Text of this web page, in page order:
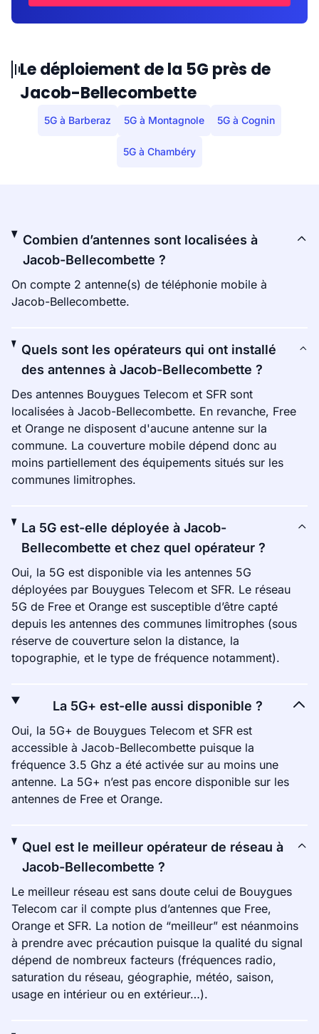
Le déploiement de la 5G près de
Jacob-Bellecombette
5G à Barberaz 5G à Montagnole 5G à Cognin
5G à Chambéry
Combien d’antennes sont localisées à
Jacob-Bellecombette ?
On compte 2 antenne(s) de téléphonie mobile à
Jacob-Bellecombette.
Quels sont les opérateurs qui ont installé
des antennes à Jacob-Bellecombette ?
Des antennes Bouygues Telecom et SFR sont
localisées à Jacob-Bellecombette. En revanche, Free
et Orange ne disposent d'aucune antenne sur la
commune. La couverture mobile dépend donc au
moins partiellement des équipements situés sur les
communes limitrophes.
La 5G est-elle déployée à Jacob-
Bellecombette et chez quel opérateur ?
Oui, la 5G est disponible via les antennes 5G
déployées par Bouygues Telecom et SFR. Le réseau
5G de Free et Orange est susceptible d’être capté
depuis les antennes des communes limitrophes (sous
réserve de couverture selon la distance, la
topographie, et le type de fréquence notamment).
La 5G+ est-elle aussi disponible ?
Oui, la 5G+ de Bouygues Telecom et SFR est
accessible à Jacob-Bellecombette puisque la
fréquence 3.5 Ghz a été activée sur au moins une
antenne. La 5G+ n’est pas encore disponible sur les
antennes de Free et Orange.
Quel est le meilleur opérateur de réseau à
Jacob-Bellecombette ?
Le meilleur réseau est sans doute celui de Bouygues
Telecom car il compte plus d’antennes que Free,
Orange et SFR. La notion de “meilleur” est néanmoins
à prendre avec précaution puisque la qualité du signal
dépend de nombreux facteurs (fréquences radio,
saturation du réseau, géographie, météo, saison,
usage en intérieur ou en extérieur…).